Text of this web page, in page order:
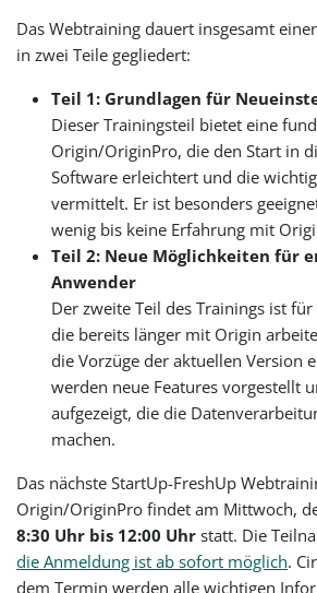
Das Webtraining dauert insgesamt
in zwei Teile gegliedert:
Teil 1: Grundlagen für
Dieser Trainingsteil bietet eine
Origin/OriginPro, die den Start in
Software erleichtert und die
vermittelt. Er ist besonders
wenig bis keine Erfahrung mit
Teil 2: Neue Möglichkeiten für
Anwender
Der zweite Teil des Trainings ist
die bereits länger mit Origin
die Vorzüge der aktuellen Version
werden neue Features vorgestellt
aufgezeigt, die die
machen.
Das nächste StartUp-FreshUp
Origin/OriginPro findet am Mittwoch,
8:30 Uhr bis 12:00 Uhr statt. Die
die Anmeldung ist ab sofort möglich.
dem Termin werden alle wichtigen